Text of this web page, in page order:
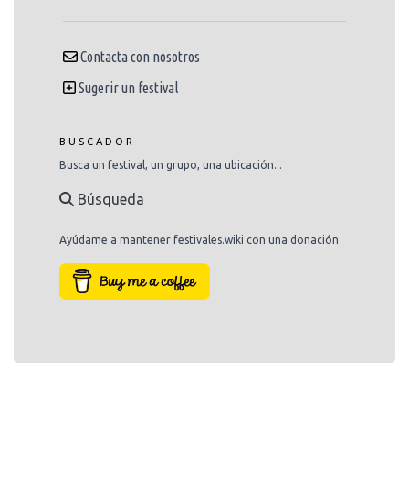
Contacta con nosotros
Sugerir un festival
BUSCADOR
Busca un festival, un grupo, una ubicación...
Búsqueda
Ayúdame a mantener festivales.wiki con una donación